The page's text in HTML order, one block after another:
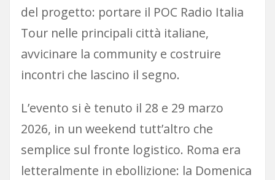
del progetto: portare il POC Radio Italia
Tour nelle principali città italiane,
avvicinare la community e costruire
incontri che lascino il segno.
L’evento si è tenuto il 28 e 29 marzo
2026, in un weekend tutt’altro che
semplice sul fronte logistico. Roma era
letteralmente in ebollizione: la Domenica